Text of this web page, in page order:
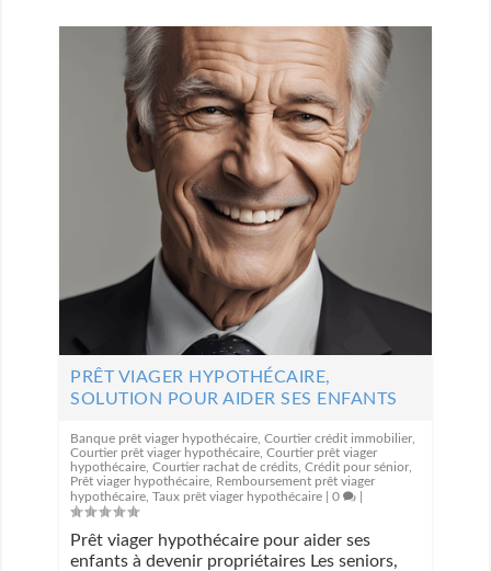
PRÊT VIAGER HYPOTHÉCAIRE,
SOLUTION POUR AIDER SES ENFANTS
Banque prêt viager hypothécaire ,Courtier crédit immobilier
Courtier prêt viager hypothécaire ,Courtier prêt viager
hypothécaire ,Courtier rachat de crédits ,Crédit pour sénior
Prêt viager hypothécaire Remboursement prêt viager
hypothécaire ,Taux prêt viager hypothécaire |0
Prêt viager hypothécaire pour aider ses
enfants à devenir propriétaires Les seniors,